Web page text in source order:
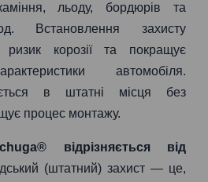
льоду, бордюрів та
Встановлення захисту
ризик корозії та покращує
автомобіля.
в штатні місця без
процес монтажу.
відрізняється від
(штатний) захист — це,